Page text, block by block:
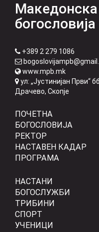
богословија
+389 2 279 1086
www.mpb.mk
ул: „Јустинијан Први“ бб
Драчево, Скопје
ПОЧЕТНА
БОГОСЛОВИЈА
РЕКТОР
НАСТАВЕН КАДАР
ПРОГРАМА
НАСТАНИ
БОГОСЛУЖБИ
ТРИБИНИ
СПОРТ
УЧЕНИЦИ